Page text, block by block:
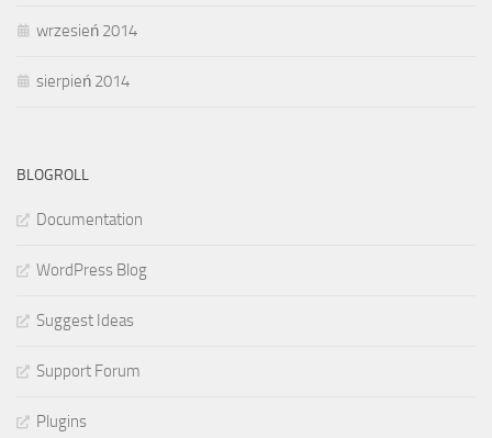
wrzesień 2014
sierpień 2014
BLOGROLL
Documentation
WordPress Blog
Suggest Ideas
Support Forum
Plugins